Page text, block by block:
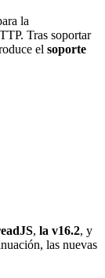
la
Tras soportar
el soporte
, la v16.2, y
las nuevas